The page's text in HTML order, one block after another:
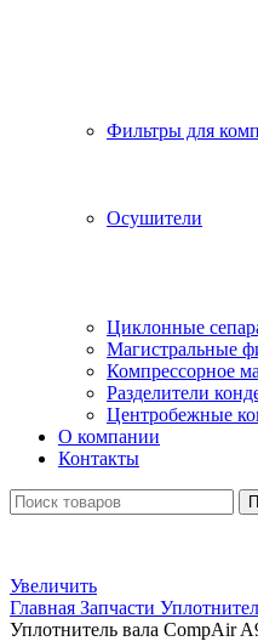
Фильтры для
Осушители
Циклонные
Магистральные
Компрессорное
Разделители
Центробежные
О компании
Контакты
Увеличить
Главная Запчасти
Уплотнитель вала CompAir